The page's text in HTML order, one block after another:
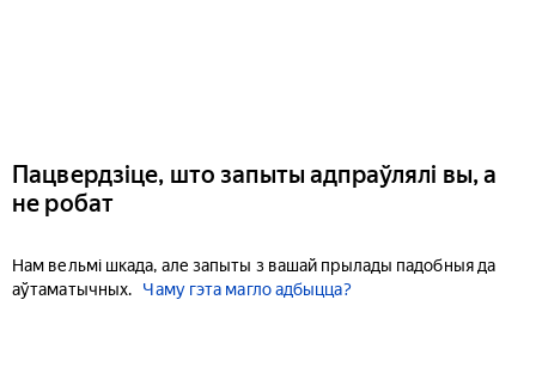
Пацвердзіце, што запыты адпраўлялі вы, а
не робат
Нам вельмі шкада, але запыты з вашай прылады падобныя да
аўтаматычных.
Чаму гэта магло адбыцца?